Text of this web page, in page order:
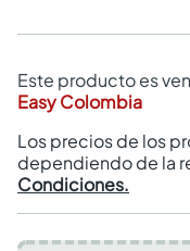
Este producto es
Easy Colombia
Los precios de los
dependiendo de la
Condiciones.